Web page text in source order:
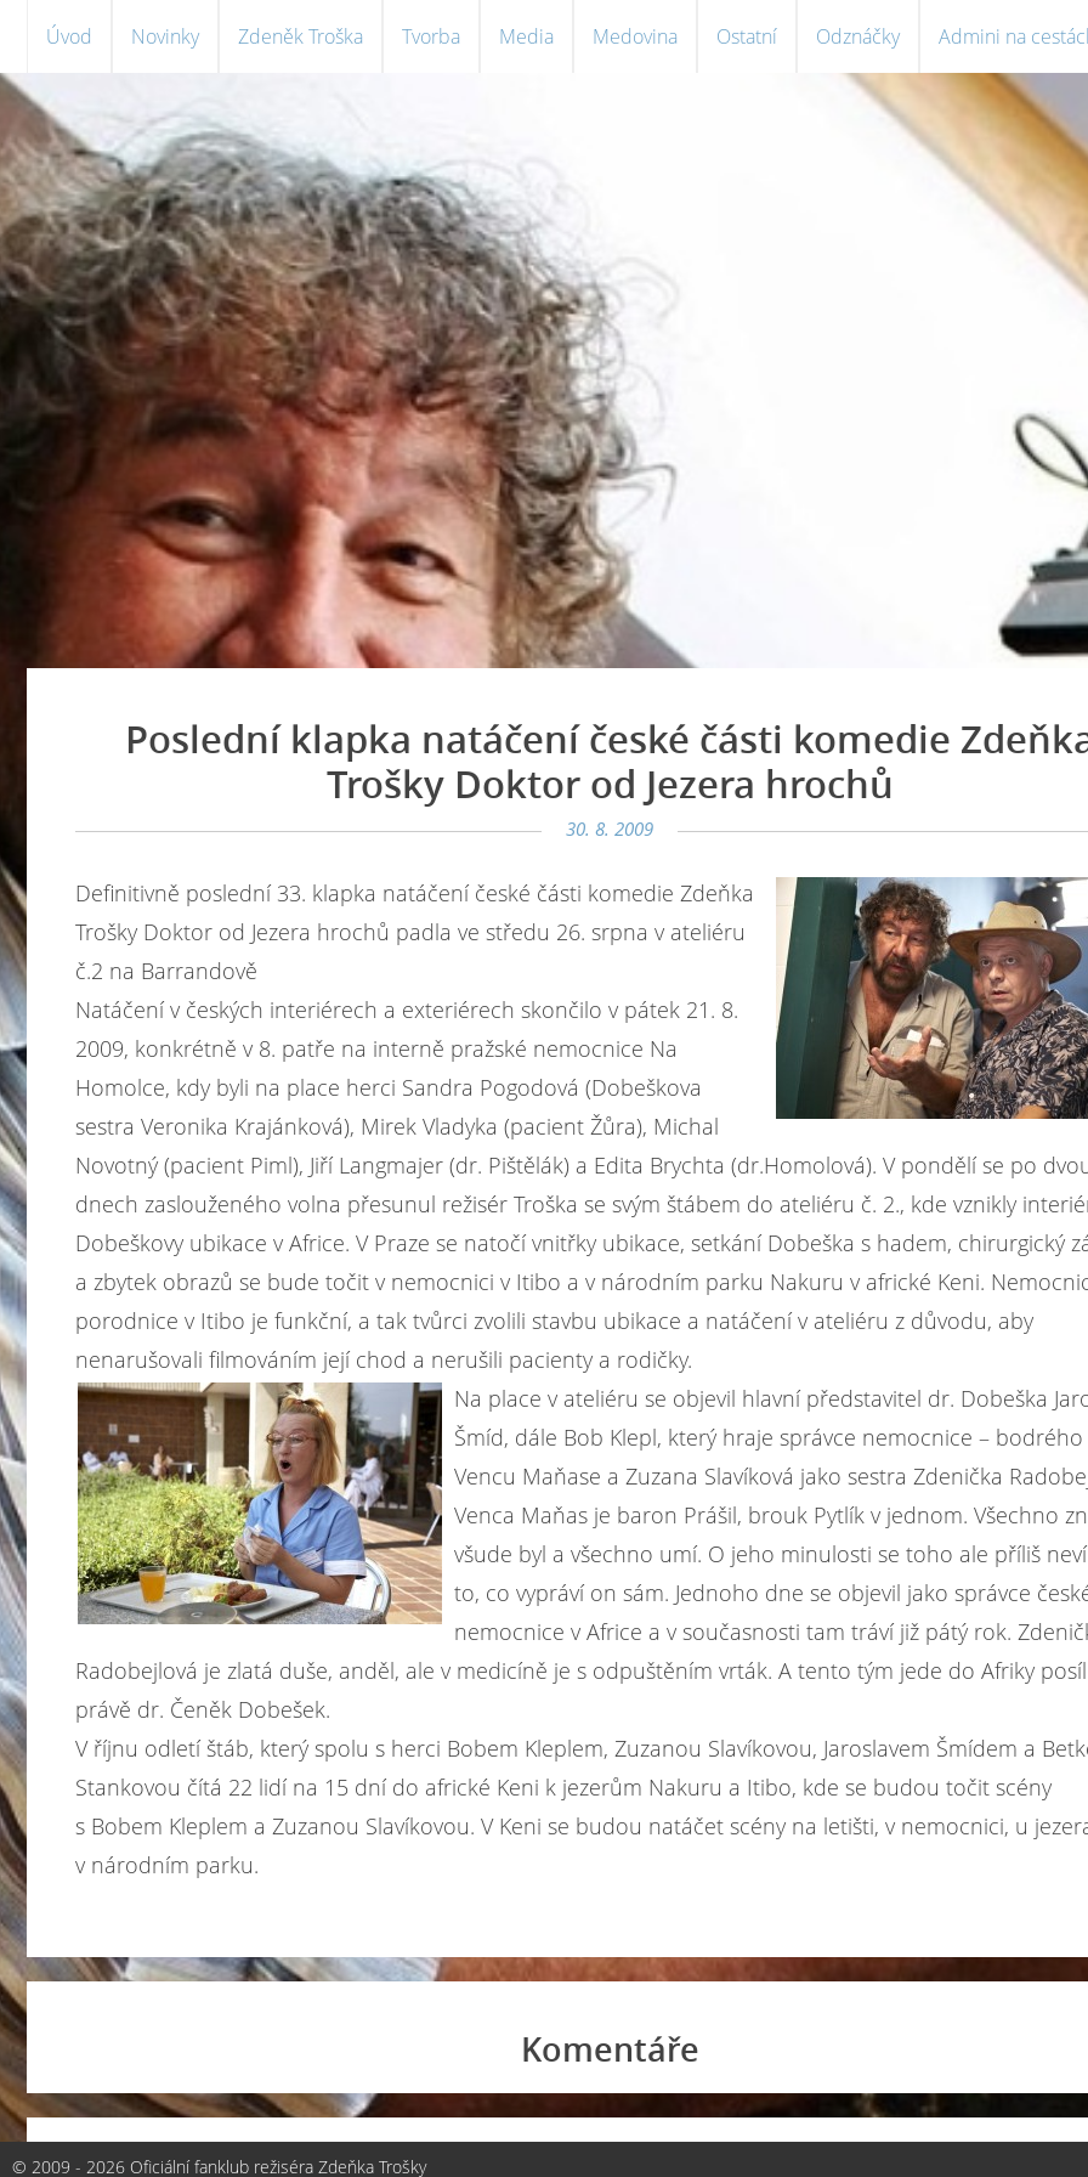
Úvod Novinky Zdeněk Troška Tvorba Media Medovina Ostatní Odznáčky Admini na
Poslední klapka natáčení české části komedie
Trošky Doktor od Jezera hrochů
30. 8. 2009
Definitivně poslední 33. klapka natáčení české části komedie Zdeňka
Trošky Doktor od Jezera hrochů padla ve středu 26. srpna v ateliéru
č.2 na Barrandově
Natáčení v českých interiérech a exteriérech skončilo v pátek 21. 8.
2009, konkrétně v 8. patře na interně pražské nemocnice Na
Homolce, kdy byli na place herci Sandra Pogodová (Dobeškova
sestra Veronika Krajánková), Mirek Vladyka (pacient Žůra), Michal
Novotný (pacient Piml), Jiří Langmajer (dr. Pištělák) a Edita Brychta (dr.Homolová). V pondělí se po
dnech zaslouženého volna přesunul režisér Troška se svým štábem do ateliéru č. 2., kde vznikly
Dobeškovy ubikace v Africe. V Praze se natočí vnitřky ubikace, setkání Dobeška s hadem, chirurgický
a zbytek obrazů se bude točit v nemocnici v Itibo a v národním parku Nakuru v africké Keni.
porodnice v Itibo je funkční, a tak tvůrci zvolili stavbu ubikace a natáčení v ateliéru z důvodu, aby
nenarušovali filmováním její chod a nerušili pacienty a rodičky.
Na place v ateliéru se objevil hlavní představitel dr. Dobeška
Šmíd, dále Bob Klepl, který hraje správce nemocnice – bodrého
Vencu Maňase a Zuzana Slavíková jako sestra Zdenička
Venca Maňas je baron Prášil, brouk Pytlík v jednom. Všechno
všude byl a všechno umí. O jeho minulosti se toho ale příliš
to, co vypráví on sám. Jednoho dne se objevil jako správce
nemocnice v Africe a v současnosti tam tráví již pátý rok.
Radobejlová je zlatá duše, anděl, ale v medicíně je s odpuštěním vrták. A tento tým jede do Afriky
právě dr. Čeněk Dobešek.
V říjnu odletí štáb, který spolu s herci Bobem Kleplem, Zuzanou Slavíkovou, Jaroslavem Šmídem a
Stankovou čítá 22 lidí na 15 dní do africké Keni k jezerům Nakuru a Itibo, kde se budou točit scény
s Bobem Kleplem a Zuzanou Slavíkovou. V Keni se budou natáčet scény na letišti, v nemocnici, u
v národním parku.
Komentáře
Zatím nebyl vložen žádný komentář
© 2009 - 2026 Oficiální fanklub režiséra Zdeňka Trošky